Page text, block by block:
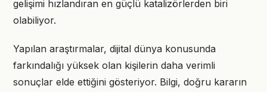
gelişimi hızlandıran en güçlü katalizörlerden biri
olabiliyor.
Yapılan araştırmalar, dijital dünya konusunda
farkındalığı yüksek olan kişilerin daha verimli
sonuçlar elde ettiğini gösteriyor. Bilgi, doğru kararın